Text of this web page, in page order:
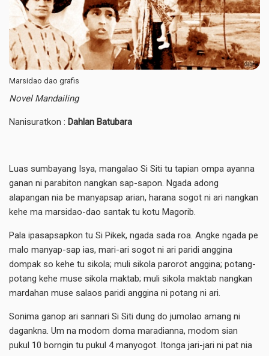
Marsidao dao grafis
Novel Mandailing
Nanisuratkon : Dahlan Batubara
Luas sumbayang Isya, mangalao Si Siti tu tapian ompa ayanna
ganan ni parabiton nangkan sap-sapon. Ngada adong
alapangan nia be manyapsap arian, harana sogot ni ari nangkan
kehe ma marsidao-dao santak tu kotu Magorib.
Pala ipasapsapkon tu Si Pikek, ngada sada roa. Angke ngada pe
malo manyap-sap ias, mari-ari sogot ni ari paridi anggina
dompak so kehe tu sikola; muli sikola parorot anggina; potang-
potang kehe muse sikola maktab; muli sikola maktab nangkan
mardahan muse salaos paridi anggina ni potang ni ari.
Sonima ganop ari sannari Si Siti dung do jumolao amang ni
dagankna. Um na modom doma maradianna, modom sian
pukul 10 borngin tu pukul 4 manyogot. Itonga jari-jari ni pat nia